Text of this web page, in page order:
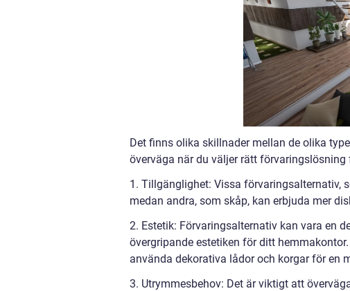
Det finns olika skillnader mellan de olika
överväga när du väljer rätt
1. Tillgänglighet: Vissa förvaringsalternativ,
medan andra, som skåp, kan erbjuda mer
2. Estetik: Förvaringsalternativ kan vara en
övergripande estetiken för ditt
använda dekorativa lådor och korgar för en
3. Utrymmesbehov: Det är viktigt att